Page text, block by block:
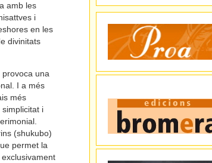
amb les
i
en les
divinitats
provoca una
I a més
més
i
(shukubo)
permet la